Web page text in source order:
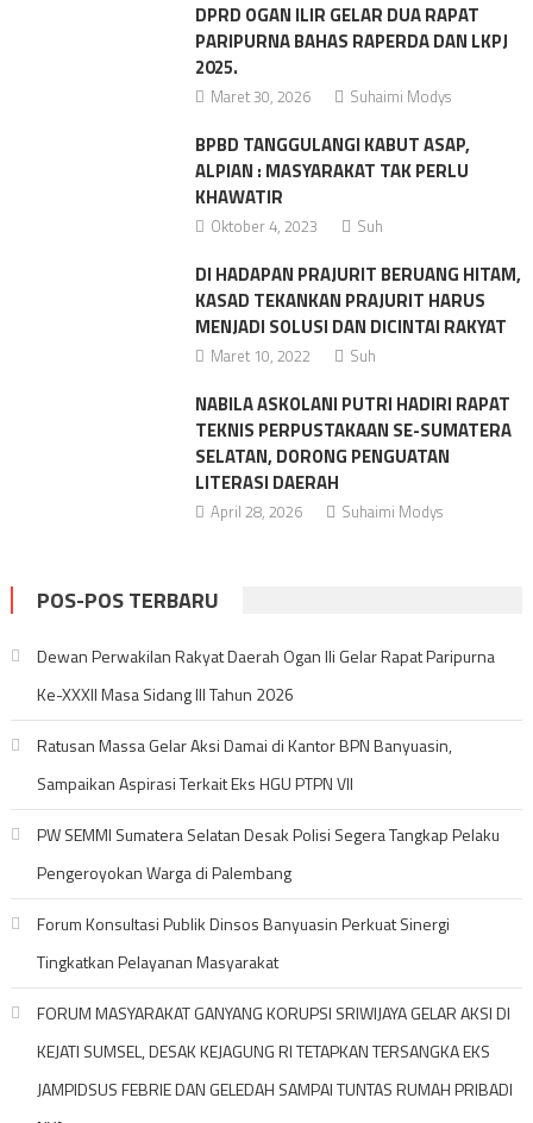
DPRD OGAN ILIR GELAR DUA RAPAT
PARIPURNA BAHAS RAPERDA DAN LKPJ
2025.
Maret 30, 2026 Suhaimi Modys
BPBD TANGGULANGI KABUT ASAP,
ALPIAN : MASYARAKAT TAK PERLU
KHAWATIR
Oktober 4, 2023 Suh
DI HADAPAN PRAJURIT BERUANG HITAM,
KASAD TEKANKAN PRAJURIT HARUS
MENJADI SOLUSI DAN DICINTAI RAKYAT
Maret 10, 2022 Suh
NABILA ASKOLANI PUTRI HADIRI RAPAT
TEKNIS PERPUSTAKAAN SE-SUMATERA
SELATAN, DORONG PENGUATAN
LITERASI DAERAH
April 28, 2026 Suhaimi Modys
POS-POS TERBARU
Dewan Perwakilan Rakyat Daerah Ogan Ili Gelar Rapat Paripurna
Ke-XXXII Masa Sidang III Tahun 2026
Ratusan Massa Gelar Aksi Damai di Kantor BPN Banyuasin,
Sampaikan Aspirasi Terkait Eks HGU PTPN VII
PW SEMMI Sumatera Selatan Desak Polisi Segera Tangkap Pelaku
Pengeroyokan Warga di Palembang
Forum Konsultasi Publik Dinsos Banyuasin Perkuat Sinergi
Tingkatkan Pelayanan Masyarakat
FORUM MASYARAKAT GANYANG KORUPSI SRIWIJAYA GELAR AKSI DI
KEJATI SUMSEL, DESAK KEJAGUNG RI TETAPKAN TERSANGKA EKS
JAMPIDSUS FEBRIE DAN GELEDAH SAMPAI TUNTAS RUMAH PRIBADI